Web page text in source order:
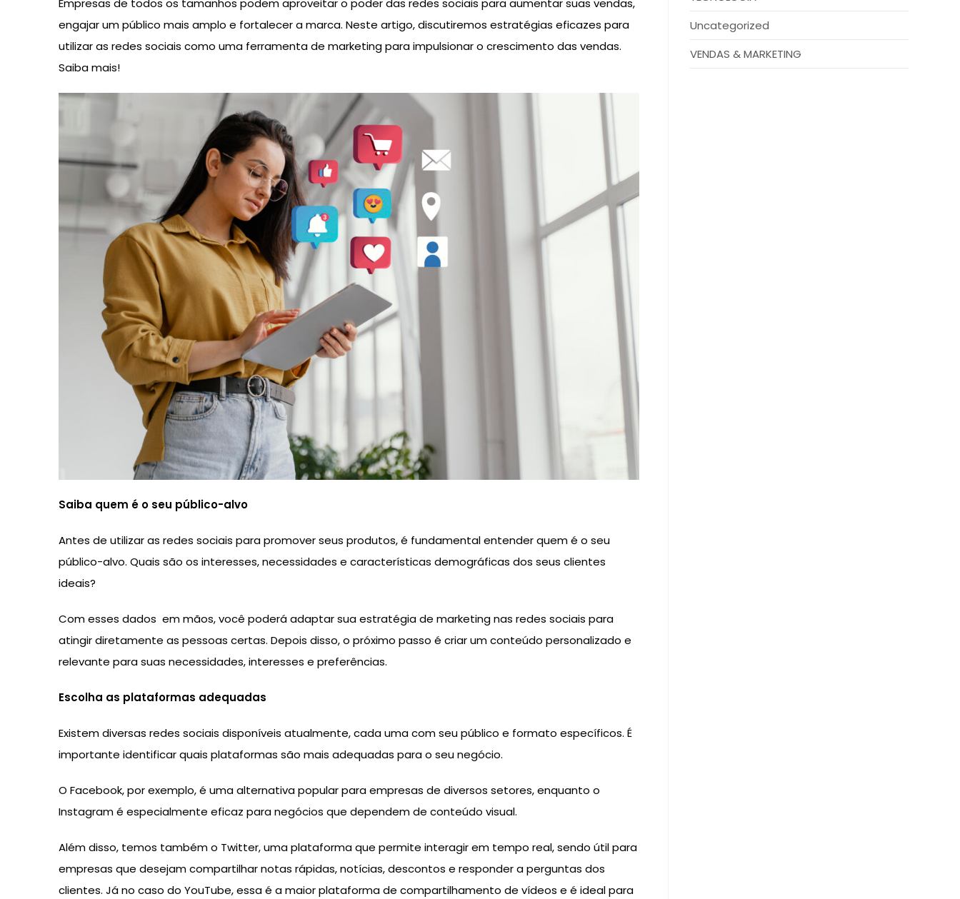
Empresas de todos os tamanhos podem aproveitar o poder das redes sociais para aumentar suas vendas,
engajar um público mais amplo e fortalecer a marca. Neste artigo, discutiremos estratégias eficazes para
utilizar as redes sociais como uma ferramenta de marketing para impulsionar o crescimento das vendas.
Saiba mais!
Saiba quem é o seu público-alvo
Antes de utilizar as redes sociais para promover seus produtos, é fundamental entender quem é o seu
público-alvo. Quais são os interesses, necessidades e características demográficas dos seus clientes
ideais?
Com esses dados em mãos, você poderá adaptar sua estratégia de marketing nas redes sociais para
atingir diretamente as pessoas certas. Depois disso, o próximo passo é criar um conteúdo personalizado e
relevante para suas necessidades, interesses e preferências.
Escolha as plataformas adequadas
Existem diversas redes sociais disponíveis atualmente, cada uma com seu público e formato específicos. É
importante identificar quais plataformas são mais adequadas para o seu negócio.
O Facebook, por exemplo, é uma alternativa popular para empresas de diversos setores, enquanto o
Instagram é especialmente eficaz para negócios que dependem de conteúdo visual.
Além disso, temos também o Twitter, uma plataforma que permite interagir em tempo real, sendo útil para
empresas que desejam compartilhar notas rápidas, notícias, descontos e responder a perguntas dos
clientes. Já no caso do YouTube, essa é a maior plataforma de compartilhamento de vídeos e é ideal para
Uncategorized
VENDAS & MARKETING